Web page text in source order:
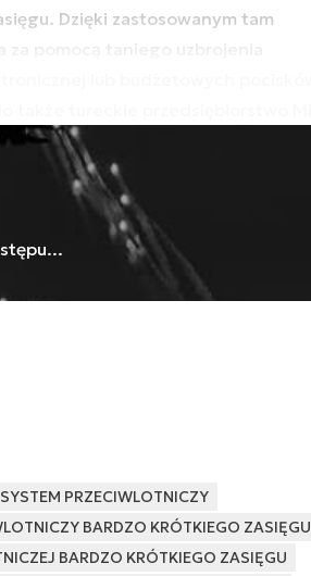
Dzięki zastosowanym tam
pomocą taniego uzbrojenia
SYSTEM PRZECIWLOTNICZY
BARDZO KRÓTKIEGO ZASIĘGU
BARDZO KRÓTKIEGO ZASIĘGU